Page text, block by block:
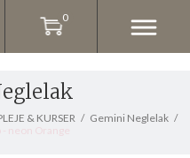
& KURSER / Gemini Neglelak /
neon Orange
0